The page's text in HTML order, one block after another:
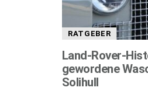
RATGEBER
Land-Rover-
gewordene
Solihull